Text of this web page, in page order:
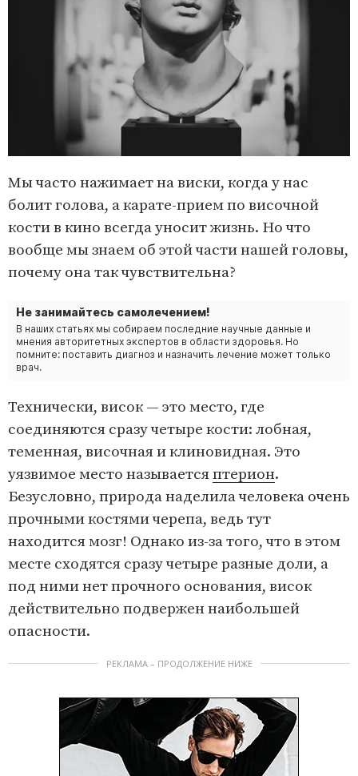
Мы часто нажимает на виски, когда у нас
болит голова, а карате-прием по височной
кости в кино всегда уносит жизнь. Но что
вообще мы знаем об этой части нашей головы,
почему она так чувствительна?
Не занимайтесь самолечением!
В наших статьях мы собираем последние научные данные и
мнения авторитетных экспертов в области здоровья. Но
помните: поставить диагноз и назначить лечение может только
врач.
Технически, висок — это место, где
соединяются сразу четыре кости: лобная,
теменная, височная и клиновидная. Это
уязвимое место называетсяптерион.
Безусловно, природа наделила человека очень
прочными костями черепа, ведь тут
находится мозг! Однако из-за того, что в этом
месте сходятся сразу четыре разные доли, а
под ними нет прочного основания, висок
действительно подвержен наибольшей
опасности.
РЕКЛАМА – ПРОДОЛЖЕНИЕ НИЖЕ